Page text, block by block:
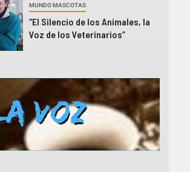
MUNDO MASCOTAS
“El Silencio de los Animales, la
Voz de los Veterinarios”